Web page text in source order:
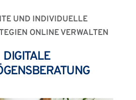
UND INDIVIDUELLE
ONLINE VERWALTEN
DIGITALE